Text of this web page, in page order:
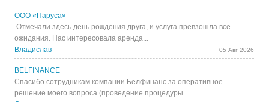
ООО «Паруса»
Отмечали здесь день рождения друга, и услуга превзошла все
ожидания. Нас интересовала аренда...
Владислав
05 Авг 2026
BELFINANCE
Спасибо сотрудникам компании Белфинанс за оперативное
решение моего вопроса (проведение процедуры...